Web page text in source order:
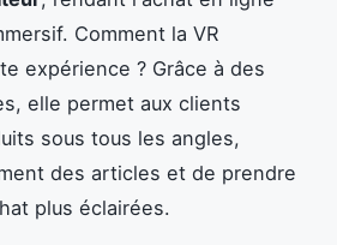
Comment la VR
expérience ? Grâce à des
elle permet aux clients
sous tous les angles,
des articles et de prendre
plus éclairées.